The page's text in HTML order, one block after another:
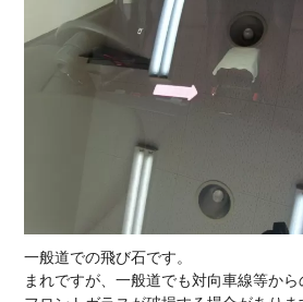
一般道での飛び石です。
まれですが、一般道でも対向車線等から